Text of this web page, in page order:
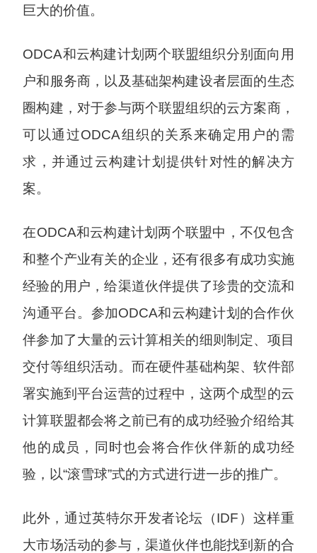
巨大的价值。
ODCA和云构建计划两个联盟组织分别面向用
户和服务商，以及基础架构建设者层面的生态
圈构建，对于参与两个联盟组织的云方案商，
可以通过ODCA组织的关系来确定用户的需
求，并通过云构建计划提供针对性的解决方
案。
在ODCA和云构建计划两个联盟中，不仅包含
和整个产业有关的企业，还有很多有成功实施
经验的用户，给渠道伙伴提供了珍贵的交流和
沟通平台。参加ODCA和云构建计划的合作伙
伴参加了大量的云计算相关的细则制定、项目
交付等组织活动。而在硬件基础构架、软件部
署实施到平台运营的过程中，这两个成型的云
计算联盟都会将之前已有的成功经验介绍给其
他的成员，同时也会将合作伙伴新的成功经
验，以“滚雪球”式的方式进行进一步的推广。
此外，通过英特尔开发者论坛（IDF）这样重
大市场活动的参与，渠道伙伴也能找到新的合